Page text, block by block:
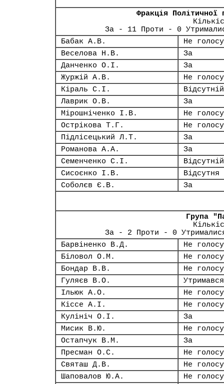
Фракція Політичної
За - 11 Проти - 0
Бабак А.В.
Не
Веселова Н.В.
За
Данченко О.І.
За
Журжій А.В.
Не
Кіраль С.І.
Відсутній
Лаврик О.В.
За
Мірошніченко І.В.
Не
Острікова Т.Г.
Не
Підлісецький Л.Т.
За
Романова А.А.
За
Семенченко С.І.
Відсутній
Сисоєнко І.В.
Відсутня
Соболєв Є.В.
За
Група
За - 2 Проти - 0
Барвіненко В.Д.
Не
Біловол О.М.
Не
Бондар В.В.
Не
Гуляєв В.О.
Утримався
Ільюк А.О.
Не
Кіссе А.І.
Не
Кулініч О.І.
За
Мисик В.Ю.
Не
Остапчук В.М.
За
Пресман О.С.
Не
Святаш Д.В.
Не
Шаповалов Ю.А.
Не